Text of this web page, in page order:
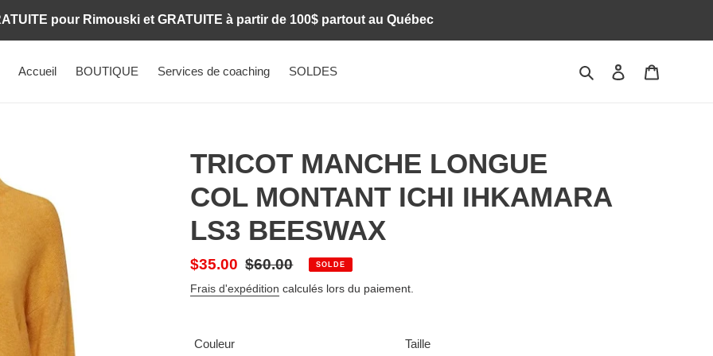
pour Rimouski et GRATUITE à partir de 100$ partout au Québec
Accueil BOUTIQUE Services de coaching SOLDES RechercherSe connecter
TRICOT MANCHE LONGUE
COL MONTANT ICHI IHKAMARA
LS3 BEESWAX
Prix
réduit
$35.00 Prix
normal
$60.00 SOLDE
Frais d'expédition calculés lors du paiement.
Couleur Taille